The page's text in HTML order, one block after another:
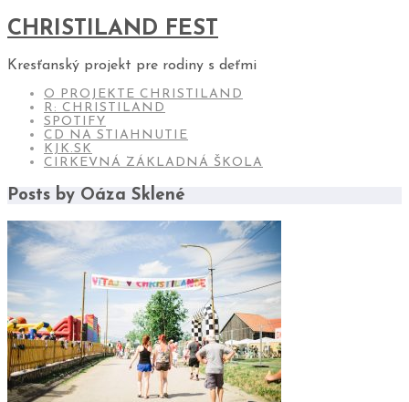
CHRISTILAND FEST
Kresťanský projekt pre rodiny s deťmi
O PROJEKTE CHRISTILAND
R: CHRISTILAND
SPOTIFY
CD NA STIAHNUTIE
KJK.SK
CIRKEVNÁ ZÁKLADNÁ ŠKOLA
Posts by Oáza Sklené